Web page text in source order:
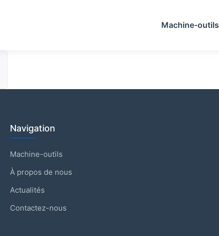
Machine-outils
Navigation
Machine-outils
À propos de nous
Actualités
Contactez-nous